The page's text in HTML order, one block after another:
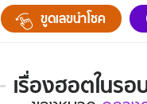
ความรู้รอ
ฮาวทู
ขูดเลขนำโชค
เรื่องฮอตในร
เรื่อง